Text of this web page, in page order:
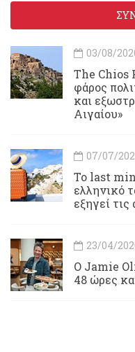
03/08/
Τhe Chios
φάρος
και
Αιγαίου»
07/07/
Το last
ελληνικό
εξηγεί
23/04/
Ο Jamie
48 ώρες